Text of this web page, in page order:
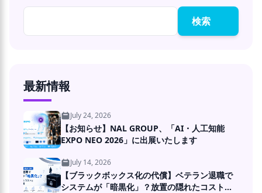
最新情報
July 24, 2026
【お知らせ】NAL GROUP、「AI・人工知能
EXPO NEO 2026」に出展いたします
July 14, 2026
【ブラックボックス化の代償】ベテラン退職で
システムが「暗黒化」？放置の隠れたコストと